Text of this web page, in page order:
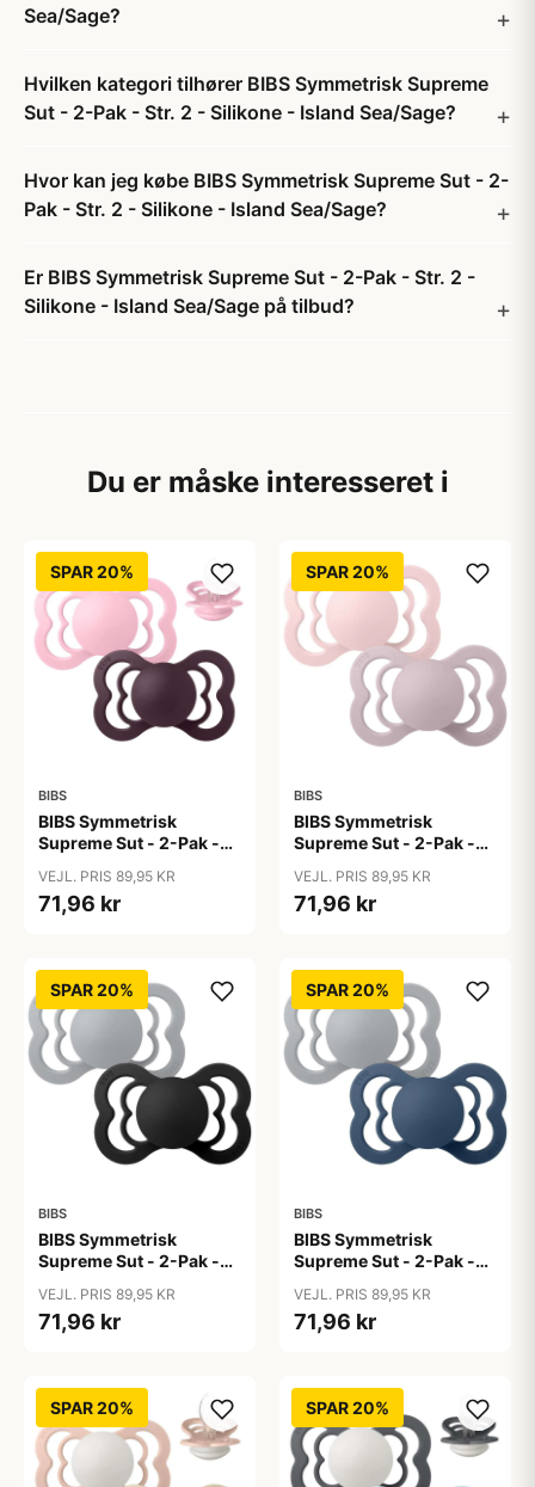
Sea/Sage?
Hvilken kategori tilhører BIBS Symmetrisk Supreme
Sut - 2-Pak - Str. 2 - Silikone - Island Sea/Sage?
Hvor kan jeg købe BIBS Symmetrisk Supreme Sut - 2-
Pak - Str. 2 - Silikone - Island Sea/Sage?
Er BIBS Symmetrisk Supreme Sut - 2-Pak - Str. 2 -
Silikone - Island Sea/Sage på tilbud?
Du er måske interesseret i
SPAR 20%
BIBS
BIBS Symmetrisk
Supreme Sut - 2-Pak -
Pink/Plum
VEJL. PRIS 89,95 KR
71,96 kr
SPAR 20%
BIBS
BIBS Symmetrisk
Supreme Sut - 2-Pak -
Blossom/Dusky Lilac
VEJL. PRIS 89,95 KR
71,96 kr
SPAR 20%
BIBS
BIBS Symmetrisk
Supreme Sut - 2-Pak -
Cloud/Black
VEJL. PRIS 89,95 KR
71,96 kr
SPAR 20%
BIBS
BIBS Symmetrisk
Supreme Sut - 2-Pak -
Cloud/Steel Blue
VEJL. PRIS 89,95 KR
71,96 kr
SPAR 20% SPAR 20%